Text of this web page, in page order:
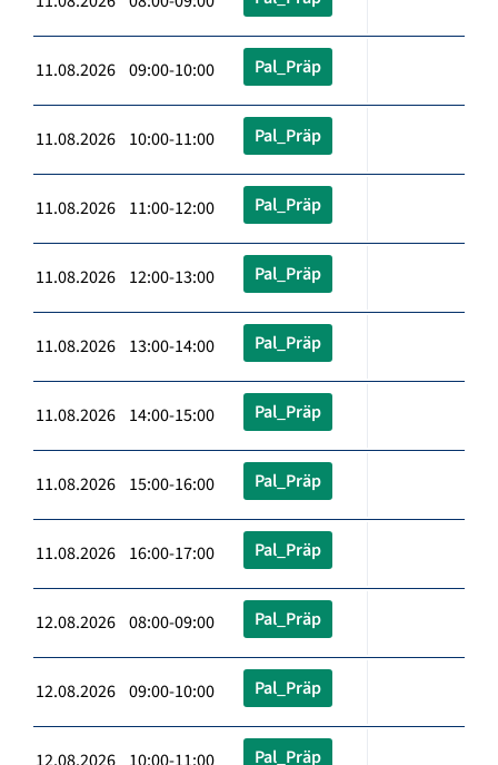
11.08.2026 09:00-10:00 Pal_Präp
11.08.2026 10:00-11:00 Pal_Präp
11.08.2026 11:00-12:00 Pal_Präp
11.08.2026 12:00-13:00 Pal_Präp
11.08.2026 13:00-14:00 Pal_Präp
11.08.2026 14:00-15:00 Pal_Präp
11.08.2026 15:00-16:00 Pal_Präp
11.08.2026 16:00-17:00 Pal_Präp
12.08.2026 08:00-09:00 Pal_Präp
12.08.2026 09:00-10:00 Pal_Präp
Pal_Präp